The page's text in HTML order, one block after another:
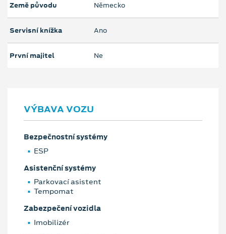
Země původu Německo
Servisní knížka Ano
První majitel Ne
VÝBAVA VOZU
Bezpečnostní systémy
ESP
Asistenční systémy
Parkovací asistent
Tempomat
Zabezpečení vozidla
Imobilizér